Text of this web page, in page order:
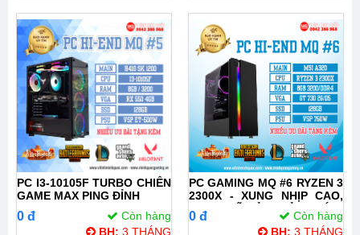
PC I3-10105F TURBO CHIẾN
GAME MAX PING ĐỈNH
0 đ
Còn hàng
BH: 3 THÁNG
PC GAMING MQ #6 RYZEN 3
2300X - XUNG NHỊP CAO,
MẠNH MẼ, ĐỈNH CỦA CHÓP
0 đ
Còn hàng
BH: 3 THÁNG